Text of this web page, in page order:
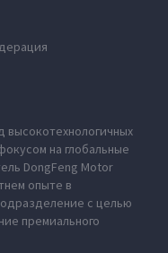
высокотехнологичных
на глобальные
DongFeng Motor
опыте в
с целью
премиального